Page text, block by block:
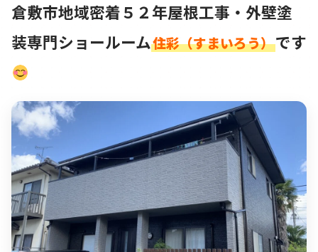
倉敷市地域密着５２年屋根工事・外壁塗
装専門ショールーム住彩（すまいろう）です